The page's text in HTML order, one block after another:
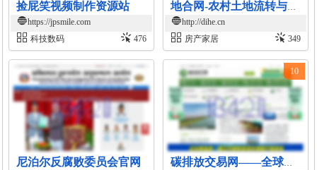
捡屁笑视频制作资源站
https://jpsmile.com
科技数码
476
http://dihe.cn
房产家居
349
尼泊尔反腐败委员会官网
碳排放交易网——全球领先的碳市场门户中文网站
10